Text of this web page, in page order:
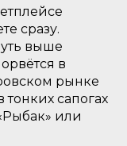
сразу.
выше
в
рынке
сапогах
или